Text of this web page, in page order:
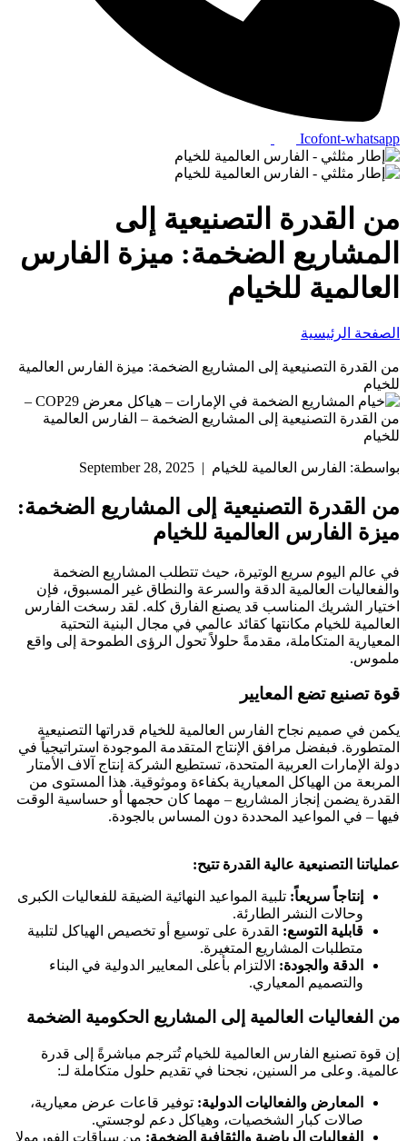
Icofont-whatsapp
من القدرة التصنيعية إلى
المشاريع الضخمة: ميزة الفارس
العالمية للخيام
الصفحة الرئيسية
من القدرة التصنيعية إلى المشاريع الضخمة: ميزة الفارس العالمية
للخيام
بواسطة: الفارس العالمية للخيام | September 28, 2025
من القدرة التصنيعية إلى المشاريع الضخمة:
ميزة الفارس العالمية للخيام
في عالم اليوم سريع الوتيرة، حيث تتطلب المشاريع الضخمة
والفعاليات العالمية الدقة والسرعة والنطاق غير المسبوق، فإن
اختيار الشريك المناسب قد يصنع الفارق كله. لقد رسخت الفارس
العالمية للخيام مكانتها كقائد عالمي في مجال البنية التحتية
المعيارية المتكاملة، مقدمةً حلولاً تحول الرؤى الطموحة إلى واقع
ملموس.
قوة تصنيع تضع المعايير
يكمن في صميم نجاح الفارس العالمية للخيام قدراتها التصنيعية
المتطورة. فبفضل مرافق الإنتاج المتقدمة الموجودة استراتيجياً في
دولة الإمارات العربية المتحدة، تستطيع الشركة إنتاج آلاف الأمتار
المربعة من الهياكل المعيارية بكفاءة وموثوقية. هذا المستوى من
القدرة يضمن إنجاز المشاريع – مهما كان حجمها أو حساسية الوقت
فيها – في المواعيد المحددة دون المساس بالجودة.
عملياتنا التصنيعية عالية القدرة تتيح:
إنتاجاً سريعاً: تلبية المواعيد النهائية الضيقة للفعاليات الكبرى
وحالات النشر الطارئة.
قابلية التوسع: القدرة على توسيع أو تخصيص الهياكل لتلبية
متطلبات المشاريع المتغيرة.
الدقة والجودة: الالتزام بأعلى المعايير الدولية في البناء
والتصميم المعياري.
من الفعاليات العالمية إلى المشاريع الحكومية الضخمة
إن قوة تصنيع الفارس العالمية للخيام تُترجم مباشرةً إلى قدرة
عالمية. وعلى مر السنين، نجحنا في تقديم حلول متكاملة لـ:
المعارض والفعاليات الدولية: توفير قاعات عرض معيارية،
صالات كبار الشخصيات، وهياكل دعم لوجستي.
الفعاليات الرياضية والثقافية الضخمة: من سباقات الفورمولا